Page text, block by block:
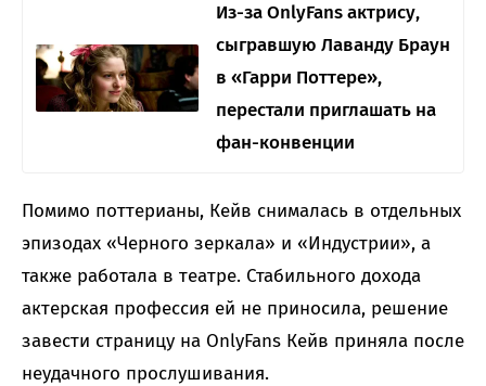
Из-за OnlyFans актрису,
сыгравшую Лаванду Браун
в «Гарри Поттере»,
перестали приглашать на
фан-конвенции
Помимо поттерианы, Кейв снималась в отдельных
эпизодах «Черного зеркала» и «Индустрии», а
также работала в театре. Стабильного дохода
актерская профессия ей не приносила, решение
завести страницу на OnlyFans Кейв приняла после
неудачного прослушивания.